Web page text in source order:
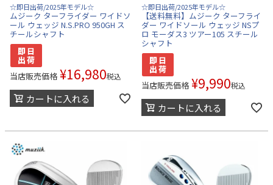
☆即日出荷/2025年モデル☆
ムジーク ターフライダー ワイドソ
ール ウェッジ N.S.PRO 950GH ス
チールシャフト
当店販売価格 ¥16,980税込
カートに入れる
☆即日出荷/2025年モデル☆
【送料無料】ムジーク ターフライ
ダー ワイドソール ウェッジ NSプ
ロ モーダス3 ツアー105 スチール
シャフト
当店販売価格 ¥9,990税込
カートに入れる